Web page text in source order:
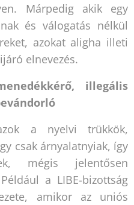
Márpedig akik egy
és válogatás nélkül
azokat aligha illeti
elnevezés.
illegális
a nyelvi trükkök,
csak árnyalatnyiak, így
mégis jelentősen
a LIBE-bizottság
amikor az uniós